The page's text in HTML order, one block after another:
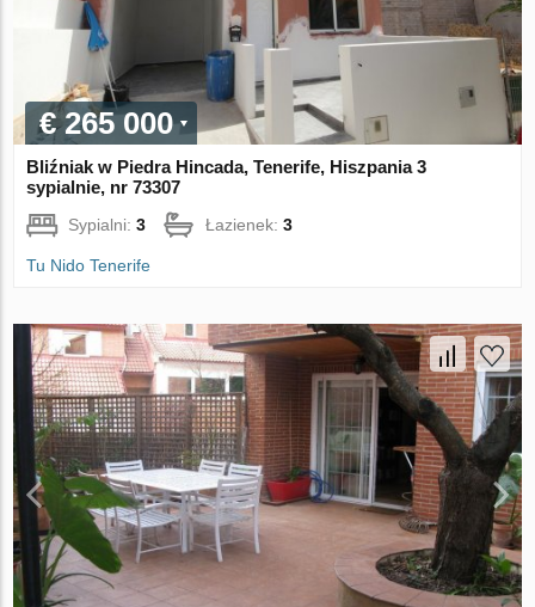
€ 265 000
Bliźniak w Piedra Hincada, Tenerife, Hiszpania 3
sypialnie, nr 73307
Sypialni:3 Łazienek:3
Tu Nido Tenerife